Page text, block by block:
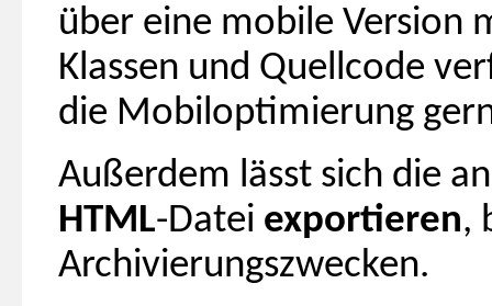
über eine mobile Version
Klassen und Quellcode
die Mobiloptimierung
Außerdem lässt sich die
HTML-Datei exportieren,
Archivierungszwecken.